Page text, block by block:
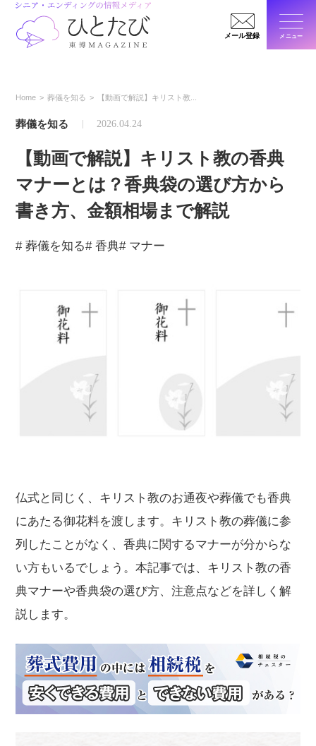
メール登録 メニュー
Home 葬儀を知る 【動画で解説】キリスト教...
葬儀を知る 2026.04.24
【動画で解説】キリスト教の香典
マナーとは？香典袋の選び方から
書き方、金額相場まで解説
# 葬儀を知る# 香典# マナー
仏式と同じく、キリスト教のお通夜や葬儀でも香典
にあたる御花料を渡します。キリスト教の葬儀に参
列したことがなく、香典に関するマナーが分からな
い方もいるでしょう。本記事では、キリスト教の香
典マナーや香典袋の選び方、注意点などを詳しく解
説します。